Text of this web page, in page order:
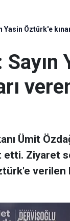
Yasin Öztürk'e
Ümit
Ziyaret
verilen